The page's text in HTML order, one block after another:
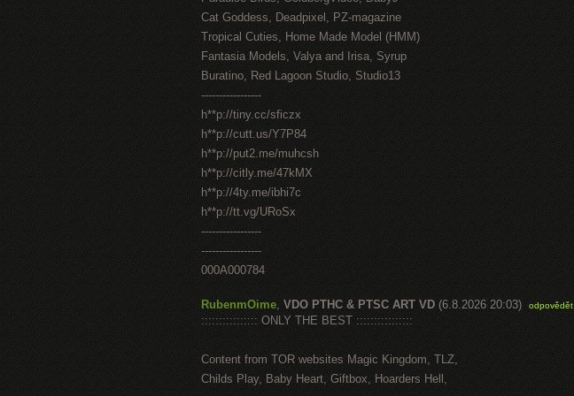
Cat Goddess, Deadpixel, PZ-magazine
Tropical Cuties, Home Made Model (HMM)
Fantasia Models, Valya and Irisa, Syrup
Buratino, Red Lagoon Studio, Studio13
-----------------
h**p://tiny.cc/sficzx
h**p://cutt.us/Y7P84
h**p://put2.me/muhcsh
h**p://citly.me/47kMX
h**p://4ty.me/ibhi7c
h**p://tt.vg/URoSx
-----------------
-----------------
000A000784
RubenmOime, VDO PTHC & PTSC ART VD (6.8.2026 20:03) odpovědět
:::::::::::::::: ONLY THE BEST ::::::::::::::::
Content from TOR websites Magic Kingdom, TLZ,
Childs Play, Baby Heart, Giftbox, Hoarders Hell,